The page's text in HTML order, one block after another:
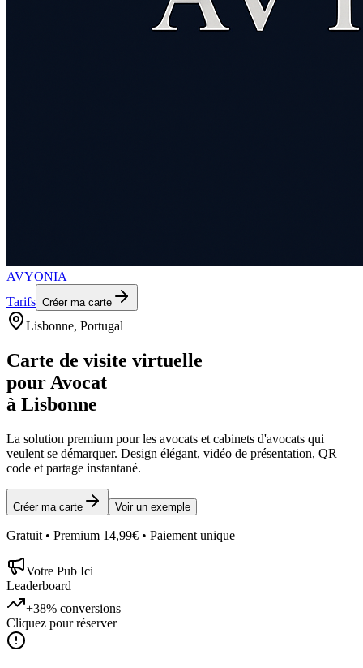
AVYONIA
Tarifs Créer ma carte
Lisbonne, Portugal
Carte de visite virtuelle
pour Avocat
à Lisbonne
La solution premium pour les avocats et cabinets d'avocats qui
veulent se démarquer. Design élégant, vidéo de présentation, QR
code et partage instantané.
Créer ma carte Voir un exemple
Gratuit • Premium 14,99€ • Paiement unique
Votre Pub Ici
Leaderboard
+38% conversions
Cliquez pour réserver